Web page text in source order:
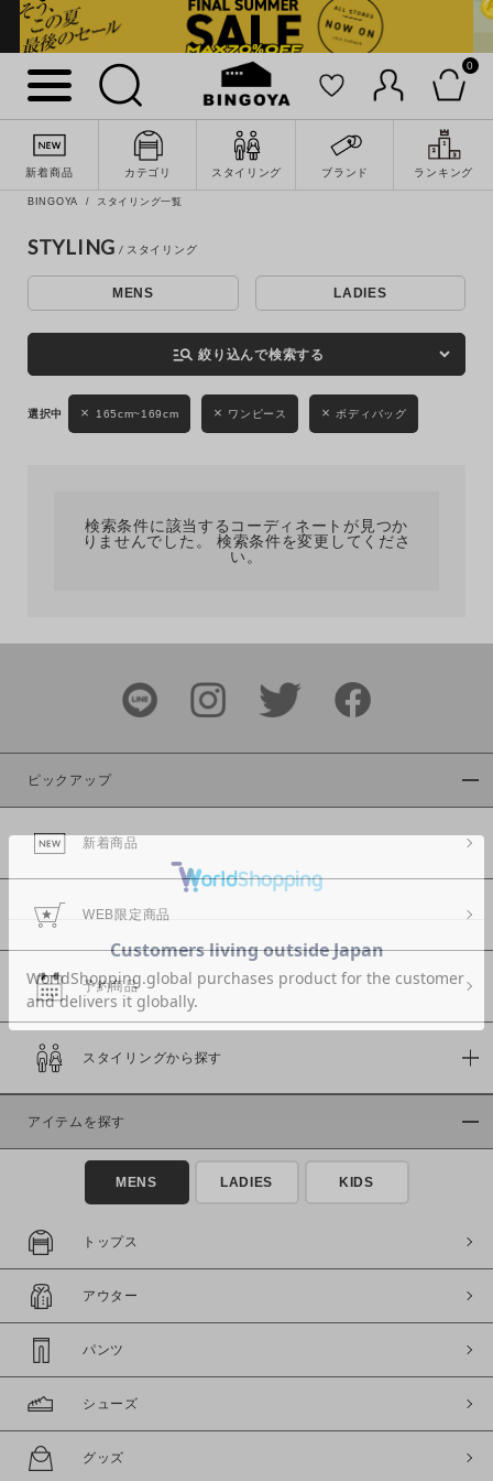
0
新着商品 カテゴリ スタイリング ブランド ランキング
詳細検索
カラー
価格
～
商品タイプ
通常商品 予約商品
在庫
在庫あり 在庫なし含む
BINGOYA スタイリング一覧
STYLING
MENS LADIES
manage_search 絞り込んで検索する
165cm~169cm ワンピース ボディバッグ
検索条件に該当するコーディネートが見つか
りませんでした。 検索条件を変更してくださ
い。
ピックアップ
新着商品
WEB限定商品
予約商品
スタイリングから探す
アイテムを探す
MENS LADIES KIDS
トップス
アウター
パンツ
シューズ
グッズ